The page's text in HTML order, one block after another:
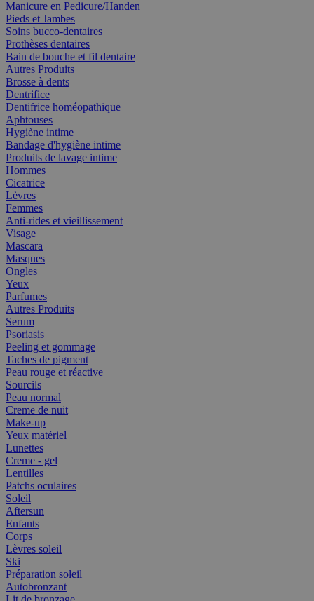
Manicure en Pedicure/Handen
Pieds et Jambes
Soins bucco-dentaires
Prothèses dentaires
Bain de bouche et fil dentaire
Autres Produits
Brosse à dents
Dentrifice
Dentifrice homéopathique
Aphtouses
Hygiène intime
Bandage d'hygiène intime
Produits de lavage intime
Hommes
Cicatrice
Lèvres
Femmes
Anti-rides et vieillissement
Visage
Mascara
Masques
Ongles
Yeux
Parfumes
Autres Produits
Serum
Psoriasis
Peeling et gommage
Taches de pigment
Peau rouge et réactive
Sourcils
Peau normal
Creme de nuit
Make-up
Yeux matériel
Lunettes
Creme - gel
Lentilles
Patchs oculaires
Soleil
Aftersun
Enfants
Corps
Lèvres soleil
Ski
Préparation soleil
Autobronzant